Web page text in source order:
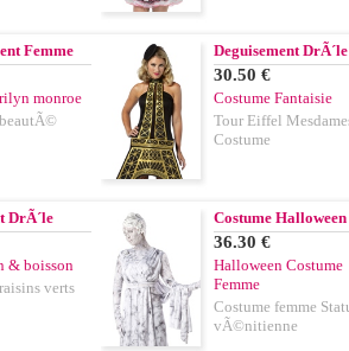
Femme
monroe
Deguisement DrÃ´le
30.50 €
Costume Fantaisie
Tour Eiffel
Costume
DrÃ´le
& boisson
verts
Costume Halloween
36.30 €
Halloween Costume
Femme
Costume femme
vÃ©nitienne